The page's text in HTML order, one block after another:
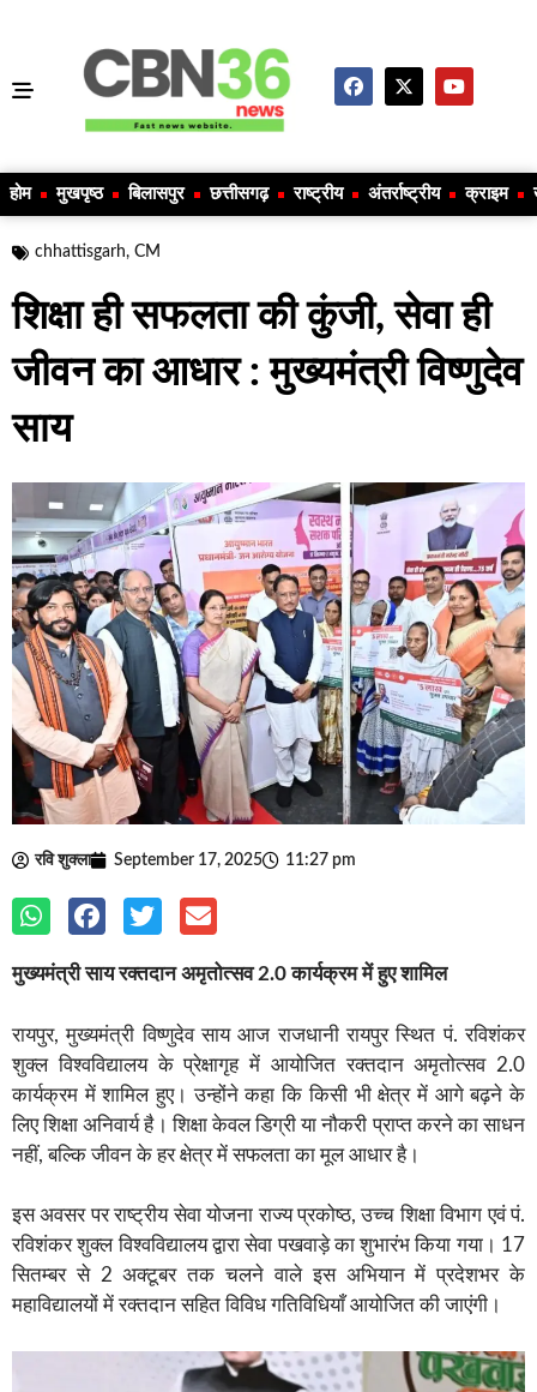
होम मुखपृष्ठ बिलासपुर छत्तीसगढ़ राष्ट्रीय अंतर्राष्ट्रीय क्राइम
chhattisgarh, CM
शिक्षा ही सफलता की कुंजी, सेवा ही
जीवन का आधार : मुख्यमंत्री विष्णुदेव
साय
रवि शुक्ला September 17, 2025 11:27 pm
मुख्यमंत्री साय रक्तदान अमृतोत्सव 2.0 कार्यक्रम में हुए शामिल
रायपुर, मुख्यमंत्री विष्णुदेव साय आज राजधानी रायपुर स्थित पं. रविशंकर
शुक्ल विश्वविद्यालय के प्रेक्षागृह में आयोजित रक्तदान अमृतोत्सव 2.0
कार्यक्रम में शामिल हुए। उन्होंने कहा कि किसी भी क्षेत्र में आगे बढ़ने के
लिए शिक्षा अनिवार्य है। शिक्षा केवल डिग्री या नौकरी प्राप्त करने का साधन
नहीं, बल्कि जीवन के हर क्षेत्र में सफलता का मूल आधार है।
इस अवसर पर राष्ट्रीय सेवा योजना राज्य प्रकोष्ठ, उच्च शिक्षा विभाग एवं पं.
रविशंकर शुक्ल विश्वविद्यालय द्वारा सेवा पखवाड़े का शुभारंभ किया गया। 17
सितम्बर से 2 अक्टूबर तक चलने वाले इस अभियान में प्रदेशभर के
महाविद्यालयों में रक्तदान सहित विविध गतिविधियाँ आयोजित की जाएंगी।